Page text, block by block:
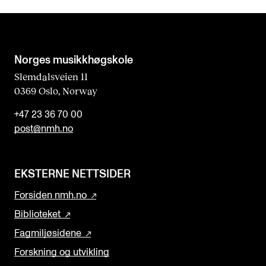
l
a
n
k
Norges musikk­høgskole
Slemdalsveien 11
0369 Oslo, Norway
+47 23 36 70 00
post@nmh.no
EKSTERNE NETTSIDER
Forsiden nmh.no
Biblioteket
Fagmiljøsidene
Forskning og utvikling